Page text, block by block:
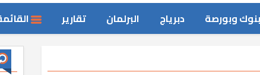
بنوك وبورصة دبرياج البرلمان تقارير